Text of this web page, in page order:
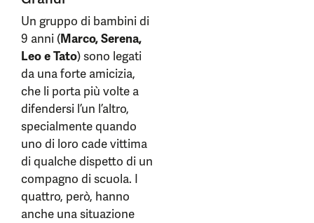
Un gruppo di bambini di
9 anni (Marco, Serena,
Leo e Tato) sono legati
da una forte amicizia,
che li porta più volte a
difendersi l’un l’altro,
specialmente quando
uno di loro cade vittima
di qualche dispetto di un
compagno di scuola. I
quattro, però, hanno
anche una situazione